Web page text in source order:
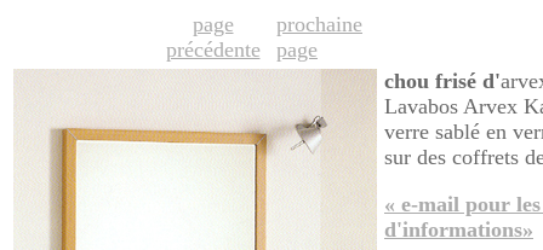
page
précédente
prochaine
page
chou frisé d'
Lavabos Arvex
verre sablé en
sur des coffrets
« e-mail pour
d'informations»